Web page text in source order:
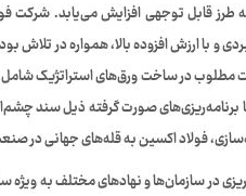
طرز قابل توجهی افزایش می‌یابد. شرکت
و با ارزش افزوده بالا، همواره در
با برنامه‌ریزی‌های صورت گرفته ذیل سند
فولاد اکسین به قله‌های جهانی در
در سازمان‌ها و نهادهای مختلف به ویژه